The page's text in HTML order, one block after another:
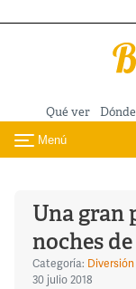
Pasar al
Qué ver
Toggle navigation
Menú
Una gran
noches
Categoría: Diversión
30 julio 2018